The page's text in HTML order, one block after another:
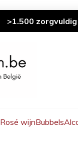
>1.500
Rosé wijnBubbels